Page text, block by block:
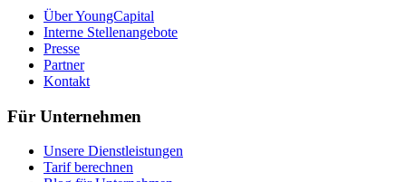
Über YoungCapital
Interne Stellenangebote
Presse
Partner
Kontakt
Für Unternehmen
Unsere Dienstleistungen
Tarif berechnen